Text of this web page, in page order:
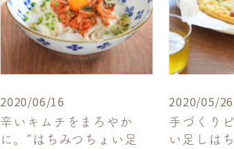
2020/06/16
辛いキムチをまろやか
に。“はちみつちょい足
2020/05/26
手づくり
い足しは